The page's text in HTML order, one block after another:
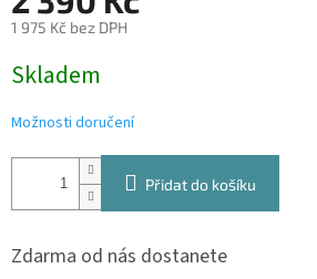
1 975 Kč bez DPH
cena:
Skladem
Možnosti doručení
Přidat do košíku
Zdarma od nás dostanete